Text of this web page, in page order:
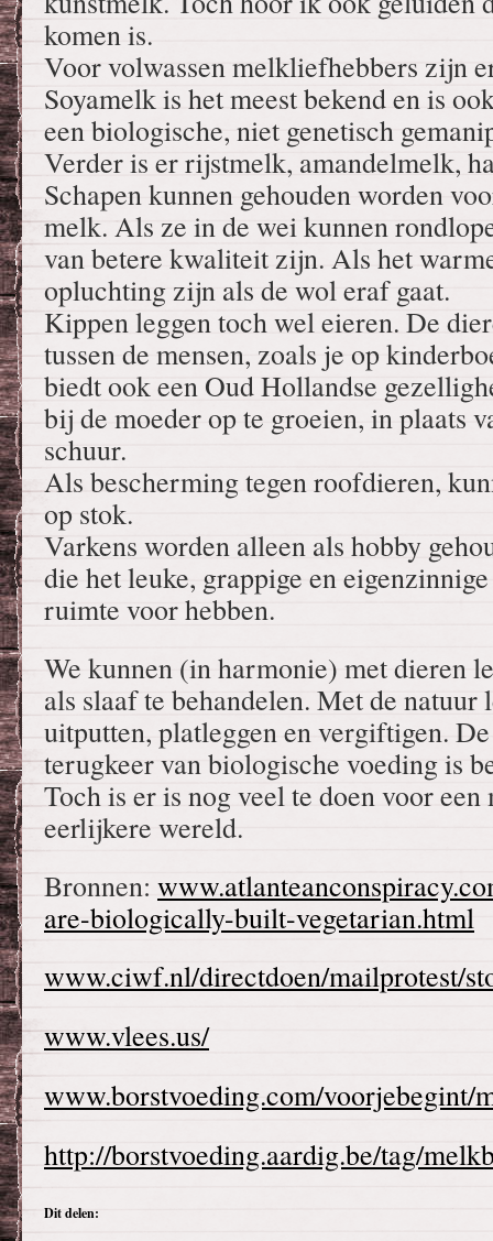
komen is.
Voor volwassen melkliefhebbers zijn
Soyamelk is het meest bekend en is
een biologische, niet genetisch
Verder is er rijstmelk, amandelmelk,
Schapen kunnen gehouden worden
melk. Als ze in de wei kunnen
van betere kwaliteit zijn. Als het
opluchting zijn als de wol eraf gaat.
Kippen leggen toch wel eieren. De
tussen de mensen, zoals je op
biedt ook een Oud Hollandse
bij de moeder op te groeien, in plaats
schuur.
Als bescherming tegen roofdieren,
op stok.
Varkens worden alleen als hobby
die het leuke, grappige en
ruimte voor hebben.
We kunnen (in harmonie) met dieren
als slaaf te behandelen. Met de natuur
uitputten, platleggen en vergiftigen.
terugkeer van biologische voeding is
Toch is er is nog veel te doen voor
eerlijkere wereld.
Bronnen:
are-biologically-built-vegetarian.html
www.ciwf.nl/directdoen/mailprotest/
www.vlees.us/
www.borstvoeding.com/voorjebegint/
http://borstvoeding.aardig.be/tag/
Dit delen: